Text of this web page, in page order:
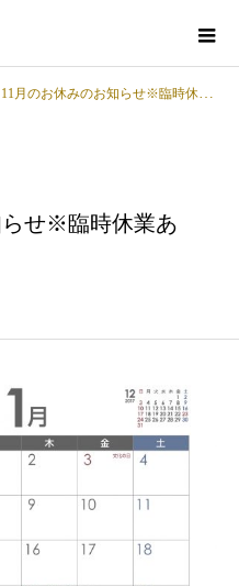
11月のお休みのお知らせ※臨時休業あり
せ※臨時休業あ